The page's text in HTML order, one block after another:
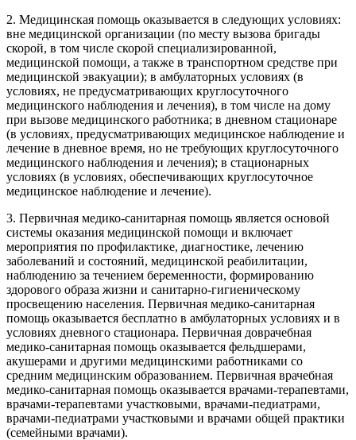
2. Медицинская помощь оказывается в следующих условиях:
вне медицинской организации (по месту вызова бригады
скорой, в том числе скорой специализированной,
медицинской помощи, а также в транспортном средстве при
медицинской эвакуации); в амбулаторных условиях (в
условиях, не предусматривающих круглосуточного
медицинского наблюдения и лечения), в том числе на дому
при вызове медицинского работника; в дневном стационаре
(в условиях, предусматривающих медицинское наблюдение и
лечение в дневное время, но не требующих круглосуточного
медицинского наблюдения и лечения); в стационарных
условиях (в условиях, обеспечивающих круглосуточное
медицинское наблюдение и лечение).
3. Первичная медико-санитарная помощь является основой
системы оказания медицинской помощи и включает
мероприятия по профилактике, диагностике, лечению
заболеваний и состояний, медицинской реабилитации,
наблюдению за течением беременности, формированию
здорового образа жизни и санитарно-гигиеническому
просвещению населения. Первичная медико-санитарная
помощь оказывается бесплатно в амбулаторных условиях и в
условиях дневного стационара. Первичная доврачебная
медико-санитарная помощь оказывается фельдшерами,
акушерами и другими медицинскими работниками со
средним медицинским образованием. Первичная врачебная
медико-санитарная помощь оказывается врачами-терапевтами,
врачами-терапевтами участковыми, врачами-педиатрами,
врачами-педиатрами участковыми и врачами общей практики
(семейными врачами).